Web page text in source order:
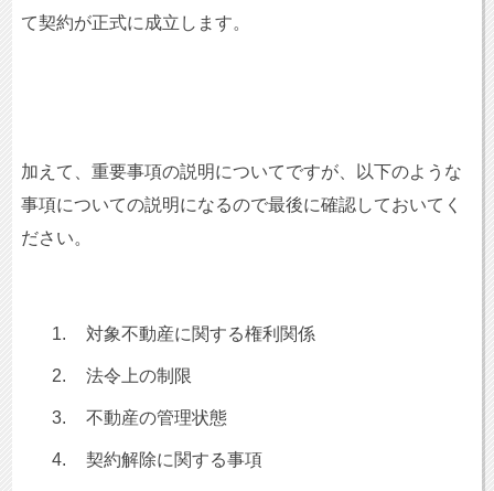
て契約が正式に成立します。
加えて、重要事項の説明についてですが、以下のような
事項についての説明になるので最後に確認しておいてく
ださい。
1. 対象不動産に関する権利関係
2. 法令上の制限
3. 不動産の管理状態
4. 契約解除に関する事項